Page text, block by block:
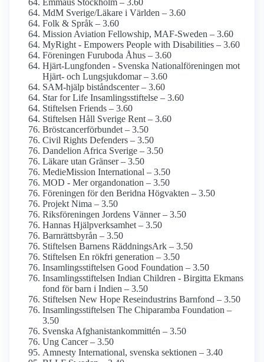
Emmaus Stockholm – 3.60
MdM Sverige/Läkare i Världen – 3.60
Folk & Språk – 3.60
Mission Aviation Fellowship, MAF-Sweden – 3.60
MyRight - Empowers People with Disabilities – 3.60
Föreningen Furuboda Åhus – 3.60
Hjärt-Lungfonden - Svenska National­föreningen mot
Hjärt- och Lung­sjukdomar – 3.60
SAM-hjälp biståndscenter – 3.60
Star for Life Insamlings­stiftelse – 3.60
Stiftelsen Friends – 3.60
Stiftelsen Håll Sverige Rent – 3.60
Bröstcancer­förbundet – 3.50
Civil Rights Defenders – 3.50
Dandelion Africa Sverige – 3.50
Läkare utan Gränser – 3.50
MedieMission International – 3.50
MOD - Mer organ­donation – 3.50
Föreningen för den Beridna Högvakten – 3.50
Projekt Nima – 3.50
Riksföreningen Jordens Vänner – 3.50
Hannas Hjälp­verksamhet – 3.50
Barnrättsbyrån – 3.50
Stiftelsen Barnens RäddningsArk – 3.50
Stiftelsen En rökfri generation – 3.50
Insamlings­stiftelsen Good Foundation – 3.50
Insamlings­stiftelsen Indian Children - Birgitta Ekmans
fond för barn i Indien – 3.50
Stiftelsen New Hope Rese­industrins Barnfond – 3.50
Insamlings­stiftelsen The Chiparamba Foundation –
3.50
Svenska Afghanistan­kommittén – 3.50
Ung Cancer – 3.50
Amnesty International, svenska sektionen – 3.40